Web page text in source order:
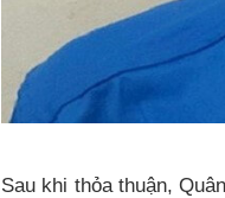
Sau khi thỏa thuận,